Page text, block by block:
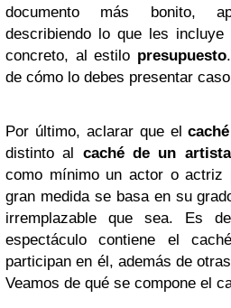
documento más bonito,
describiendo lo que les
concreto, al estilo presupuesto
de cómo lo debes presentar
Por último, aclarar que el
distinto al caché de un artista
como mínimo un actor o actriz
gran medida se basa en su
irremplazable que sea. Es
espectáculo contiene el
participan en él, además de
Veamos de qué se compone el